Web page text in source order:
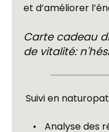
et d’améliorer
Carte cadeau
de vitalité:
Suivi en
Analyse des